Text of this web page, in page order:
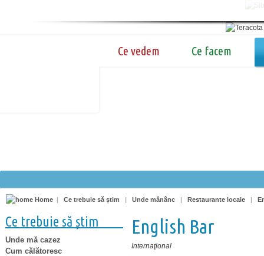
Ce vedem Ce facem
Home | Ce trebuie să știm | Unde mănânc | Restaurante locale |
Ce trebuie să știm
Unde mă cazez
Cum călătoresc
English Bar
Internaţional